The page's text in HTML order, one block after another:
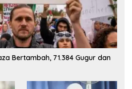
Bertambah, 71.384 Gugur dan